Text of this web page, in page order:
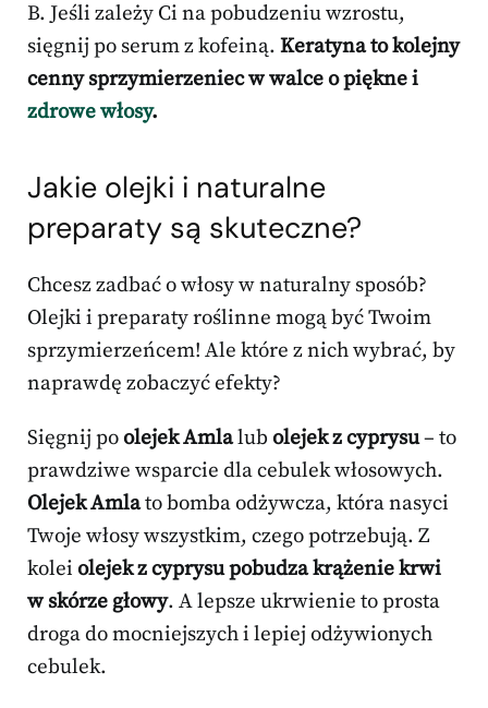
B. Jeśli zależy Ci na pobudzeniu wzrostu,
sięgnij po serum z kofeiną. Keratyna to kolejny
cenny sprzymierzeniec w walce o piękne i
zdrowe włosy.
Jakie olejki i naturalne
preparaty są skuteczne?
Chcesz zadbać o włosy w naturalny sposób?
Olejki i preparaty roślinne mogą być Twoim
sprzymierzeńcem! Ale które z nich wybrać, by
naprawdę zobaczyć efekty?
Sięgnij poolejek Amlalub olejek z cyprysu– to
prawdziwe wsparcie dla cebulek włosowych.
Olejek Amlato bomba odżywcza, która nasyci
Twoje włosy wszystkim, czego potrzebują. Z
kolei olejek z cyprysu pobudza krążenie krwi
w skórze głowy. A lepsze ukrwienie to prosta
droga do mocniejszych i lepiej odżywionych
cebulek.